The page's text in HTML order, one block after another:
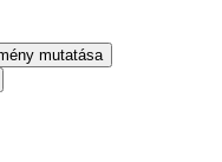
mutatása